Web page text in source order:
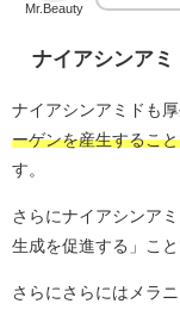
Mr.Beauty
ナイアシンアミ
ナイアシンアミドも
ーゲンを産生するこ
す。
さらにナイアシンア
生成を促進する」こ
さらにさらにはメラ